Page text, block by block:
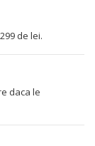
de lei.
daca le